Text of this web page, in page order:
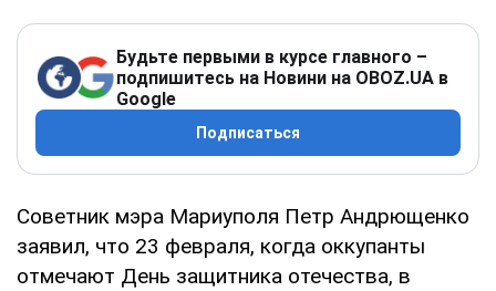
Будьте первыми в курсе главного –
подпишитесь на Новини на OBOZ.UA в
Google
Подписаться
Советник мэра Мариуполя Петр Андрющенко
заявил, что 23 февраля, когда оккупанты
отмечают День защитника отечества, в